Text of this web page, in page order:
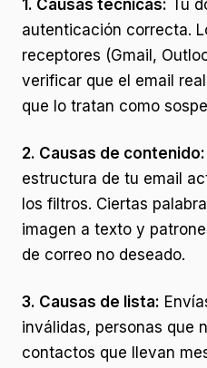
1. Causas técnicas: Tu
autenticación correcta.
receptores (Gmail,
verificar que el email
que lo tratan como
2. Causas de contenido:
estructura de tu email
los filtros. Ciertas
imagen a texto y
de correo no deseado.
3. Causas de lista:
inválidas, personas que
contactos que llevan